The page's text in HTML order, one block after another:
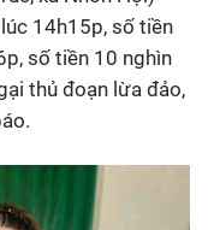
14h15p, số tiền
số tiền 10 nghìn
thủ đoạn lừa đảo,